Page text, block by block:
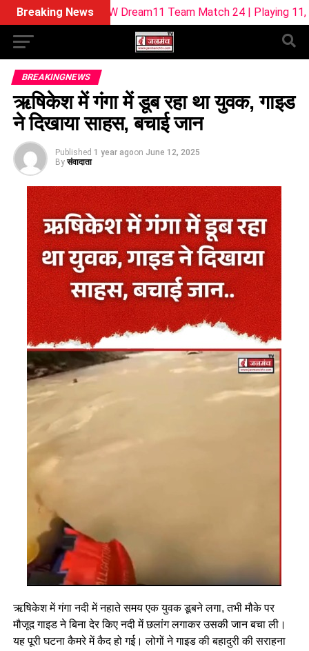
Breaking News
SUL-W Dream11 Team Match 24 | Playing 11, Pitch Report &
BREAKINGNEWS
ऋषिकेश में गंगा में डूब रहा था युवक, गाइड
ने दिखाया साहस, बचाई जान
Published 1 year agoon June 12, 2025
By संवादाता
ऋषिकेश में गंगा नदी में नहाते समय एक युवक डूबने लगा, तभी मौके पर
मौजूद गाइड ने बिना देर किए नदी में छलांग लगाकर उसकी जान बचा ली।
यह पूरी घटना कैमरे में कैद हो गई। लोगों ने गाइड की बहादुरी की सराहना